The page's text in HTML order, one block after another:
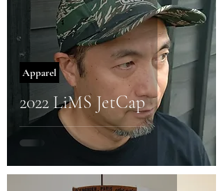
2022 LiMS JetCap
Apparel